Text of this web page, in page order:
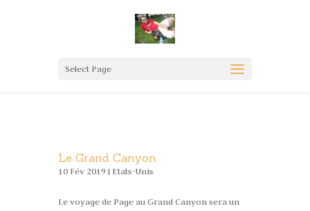
Select Page
Le Grand Canyon
10 Fév 2019 | Etats-Unis
Le voyage de Page au Grand Canyon sera un